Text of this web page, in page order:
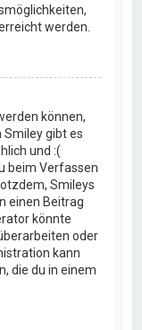
werden.
können,
Smiley gibt es
und :(
beim Verfassen
Smileys
einen Beitrag
könnte
oder
kann
die du in einem